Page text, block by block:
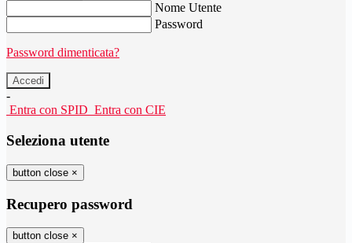
Nome Utente
Password
Password dimenticata?
-
Entra con SPID Entra con CIE
Seleziona utente
button close ×
Recupero password
button close ×